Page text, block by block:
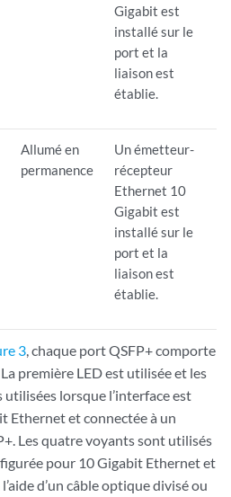
Gigabit est
installé sur le
port et la
liaison est
établie.
Allumé en
permanence
Un émetteur-
récepteur
Ethernet 10
Gigabit est
installé sur le
port et la
liaison est
établie.
3, chaque port QSFP+ comporte
première LED est utilisée et les
utilisées lorsque l’interface est
Ethernet et connectée à un
Les quatre voyants sont utilisés
pour 10 Gigabit Ethernet et
d’un câble optique divisé ou